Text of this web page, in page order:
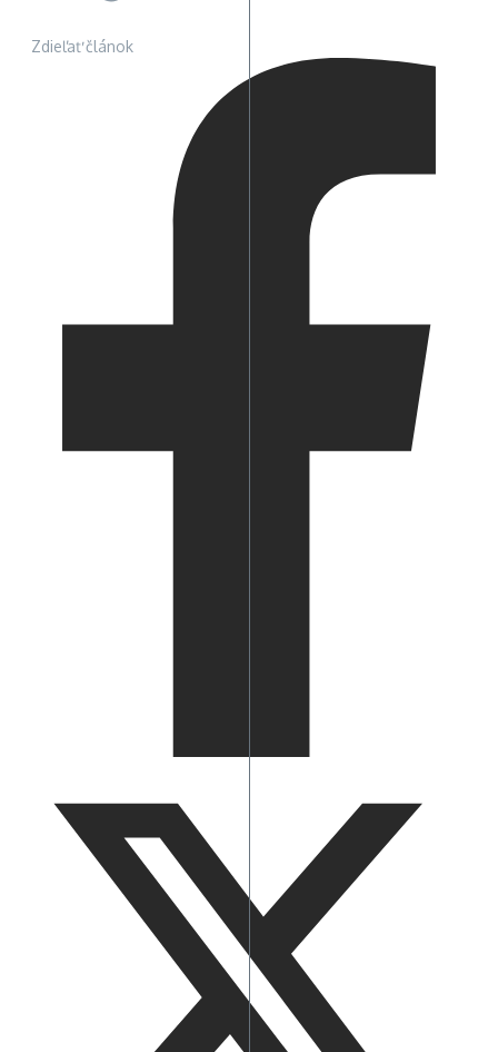
Zdieľať článok